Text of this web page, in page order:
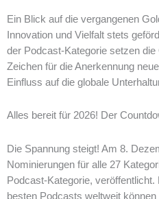
Ein Blick auf die vergangenen
Innovation und Vielfalt stets
der Podcast-Kategorie setzen
Zeichen für die Anerkennung
Einfluss auf die globale
Alles bereit für 2026! Der
Die Spannung steigt! Am 8.
Nominierungen für alle 27
Podcast-Kategorie,
besten Podcasts weltweit